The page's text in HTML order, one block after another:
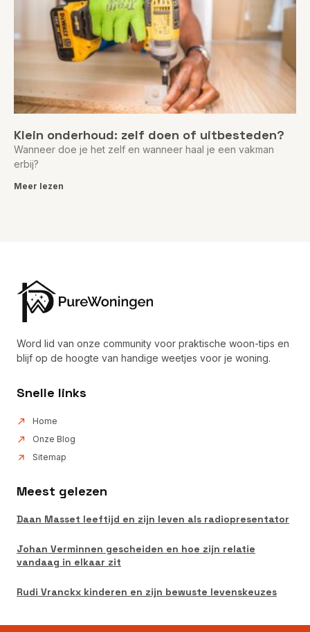
Klein onderhoud: zelf doen of uitbesteden?
Wanneer doe je het zelf en wanneer haal je een vakman
erbij?
Meer lezen
Word lid van onze community voor praktische woon-tips en
blijf op de hoogte van handige weetjes voor je woning.
Snelle links
Home
Onze Blog
Sitemap
Meest gelezen
Daan Masset leeftijd en zijn leven als radiopresentator
Johan Verminnen gescheiden en hoe zijn relatie
vandaag in elkaar zit
Rudi Vranckx kinderen en zijn bewuste levenskeuzes